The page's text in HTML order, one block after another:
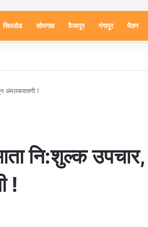
सिल्लोड सोयगाव वैजापूर गंगापूर पैठण
अंमलबजावणी !
नि:शुल्क उपचार,
!